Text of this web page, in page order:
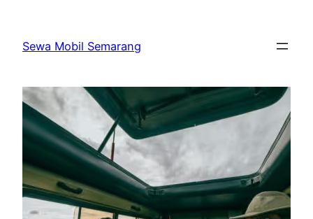
content
Sewa Mobil Semarang